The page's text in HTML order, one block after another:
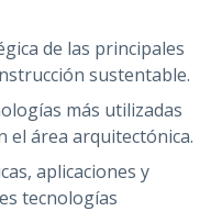
de las principales
sustentable.
más utilizadas
el área arquitectónica.
aplicaciones y
tecnologías